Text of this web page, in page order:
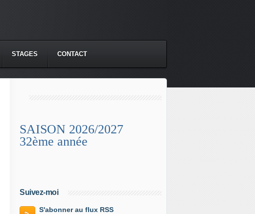
STAGES CONTACT
SAISON 2026/2027
32ème année
Suivez-moi
S'abonner au flux RSS